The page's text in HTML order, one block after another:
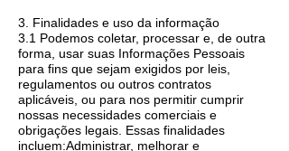
3. Finalidades e uso da informação
3.1 Podemos coletar, processar e, de outra
forma, usar suas Informações Pessoais
para fins que sejam exigidos por leis,
regulamentos ou outros contratos
aplicáveis, ou para nos permitir cumprir
nossas necessidades comerciais e
obrigações legais. Essas finalidades
incluem:Administrar, melhorar e